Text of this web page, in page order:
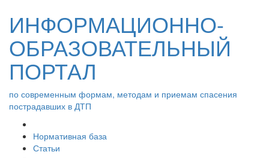
ИНФОРМАЦИОННО-
ОБРАЗОВАТЕЛЬНЫЙ
ПОРТАЛ
по современным формам, методам и приемам спасения
пострадавших в ДТП
Нормативная база
Статьи